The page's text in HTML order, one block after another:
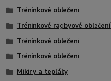
Tréninkové oblečení
Tréninkové ragbyové oblečení
Tréninkové oblečení
Tréninkové oblečení
Mikiny a tepláky